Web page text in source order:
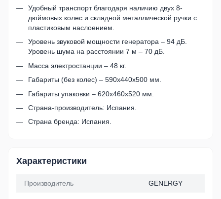
Удобный транспорт благодаря наличию двух 8-
дюймовых колес и складной металлической ручки с
пластиковым наслоением.
Уровень звуковой мощности генератора – 94 дБ.
Уровень шума на расстоянии 7 м – 70 дБ.
Масса электростанции – 48 кг.
Габариты (без колес) – 590х440х500 мм.
Габариты упаковки – 620х460х520 мм.
Страна-производитель: Испания.
Страна бренда: Испания.
Характеристики
Производитель GENERGY